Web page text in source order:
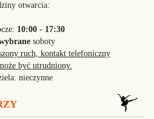
otwarcia:
10:00 - 17:30
soboty
ruch, kontakt telefoniczny
być utrudniony.
nieczynne